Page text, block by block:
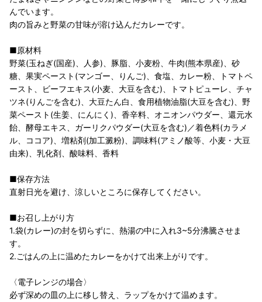
んでいます。
肉の旨みと野菜の甘味が溶け込んだカレーです。
■原材料
野菜(玉ねぎ(国産)、人参)、豚脂、小麦粉、牛肉(熊本県産)、砂
糖、果実ペースト(マンゴー、りんご)、食塩、カレー粉、トマトペ
ースト、ビーフエキス(小麦、大豆を含む)、トマトピューレ、チャ
ツネ(りんごを含む)、大豆たん白、食用植物油脂(大豆を含む)、野
菜ペースト(生姜、にんにく)、香辛料、オニオンパウダー、還元水
飴、酵母エキス、ガーリクパウダー(大豆を含む)／着色料(カラメ
ル、ココア)、増粘剤(加工澱粉)、調味料(アミノ酸等、小麦・大豆
由来)、乳化剤、酸味料、香料
■保存方法
直射日光を避け、涼しいところに保存してください。
■お召し上がり方
1.袋(カレー)の封を切らずに、熱湯の中に入れ3~5分沸騰させま
す。
2.ごはんの上に温めたカレーをかけて出来上がりです。
〈電子レンジの場合〉
必ず深めの皿の上に移し替え、ラップをかけて温めます。